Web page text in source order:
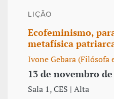
LIÇÃO
Ecofeminismo,
metafísica
Ivone Gebara (Filósofa
13 de novembro
Sala 1, CES | Alta